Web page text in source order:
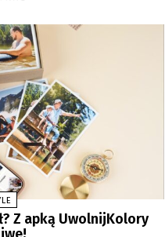
Z apką UwolnijKolory